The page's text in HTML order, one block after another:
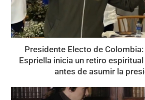
Presidente Electo de
Espriella inicia un retiro
antes de asumir la